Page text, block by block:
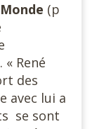
(p
. « René
des
avec lui a
se sont